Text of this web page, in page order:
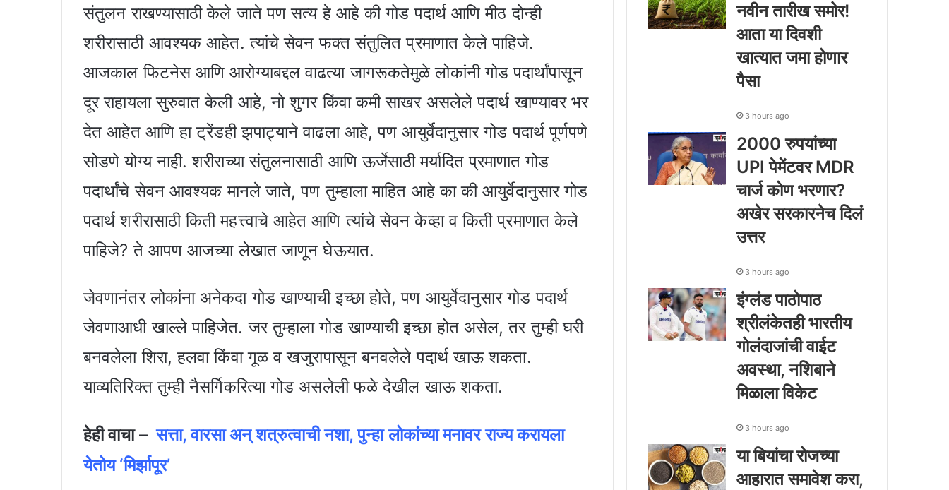
संतुलन राखण्यासाठी केले जाते पण सत्य हे आहे की गोड पदार्थ आणि मीठ दोन्ही
शरीरासाठी आवश्यक आहेत. त्यांचे सेवन फक्त संतुलित प्रमाणात केले पाहिजे.
आजकाल फिटनेस आणि आरोग्याबद्दल वाढत्या जागरूकतेमुळे लोकांनी गोड पदार्थांपासून
दूर राहायला सुरुवात केली आहे, नो शुगर किंवा कमी साखर असलेले पदार्थ खाण्यावर भर
देत आहेत आणि हा ट्रेंडही झपाट्याने वाढला आहे, पण आयुर्वेदानुसार गोड पदार्थ पूर्णपणे
सोडणे योग्य नाही. शरीराच्या संतुलनासाठी आणि ऊर्जेसाठी मर्यादित प्रमाणात गोड
पदार्थांचे सेवन आवश्यक मानले जाते, पण तुम्हाला माहित आहे का की आयुर्वेदानुसार गोड
पदार्थ शरीरासाठी किती महत्त्वाचे आहेत आणि त्यांचे सेवन केव्हा व किती प्रमाणात केले
पाहिजे? ते आपण आजच्या लेखात जाणून घेऊयात.
जेवणानंतर लोकांना अनेकदा गोड खाण्याची इच्छा होते, पण आयुर्वेदानुसार गोड पदार्थ
जेवणाआधी खाल्ले पाहिजेत. जर तुम्हाला गोड खाण्याची इच्छा होत असेल, तर तुम्ही घरी
बनवलेला शिरा, हलवा किंवा गूळ व खजुरापासून बनवलेले पदार्थ खाऊ शकता.
याव्यतिरिक्त तुम्ही नैसर्गिकरित्या गोड असलेली फळे देखील खाऊ शकता.
हेही वाचा –सत्ता, वारसा अन् शत्रुत्वाची नशा, पुन्हा लोकांच्या मनावर राज्य करायला
येतोय ‘मिर्झापूर’
नवीन तारीख समोर!
आता या दिवशी
खात्यात जमा होणार
पैसा
3 hours ago
2000 रुपयांच्या
UPI पेमेंटवर MDR
चार्ज कोण भरणार?
अखेर सरकारनेच दिलं
उत्तर
3 hours ago
इंग्लंड पाठोपाठ
श्रीलंकेतही भारतीय
गोलंदाजांची वाईट
अवस्था, नशिबाने
मिळाला विकेट
3 hours ago
या बियांचा रोजच्या
आहारात समावेश करा,